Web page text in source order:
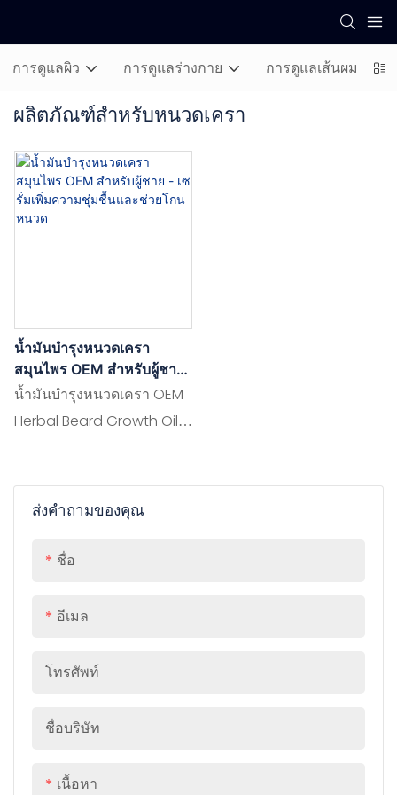
การดูแลผิว การดูแลร่างกาย การดูแลเส้นผม
ผลิตภัณฑ์สำหรับหนวดเครา
ส่งคำถามของคุณ
ชื่อ
อีเมล
โทรศัพท์
ชื่อบริษัท
เนื้อหา
น้ำมันบำรุงหนวดเครา
สมุนไพร OEM สำหรับผู้ชาย
- เซรั่มเพิ่มความชุ่มชื้นและ
ช่วยโกนหนวด
น้ำมันบำรุงหนวดเครา OEM
Herbal Beard Growth Oil
พรีเมียม ออกแบบมาเพื่อ
เติบโตของหนวดเคราให้แข็ง
สมุนไพรธรรมชาติ ช่วยให้ผิว
ใบหน้านุ่มขึ้น จึงมั่นใจได้
เนียนยิ่งขึ้น พร้อมทั้งเพิ่ม